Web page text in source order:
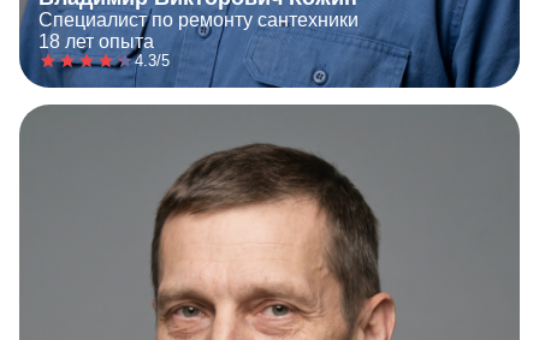
Специалист по ремонту сантехники
18 лет опыта
4.3/5